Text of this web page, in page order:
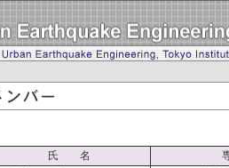
氏 名